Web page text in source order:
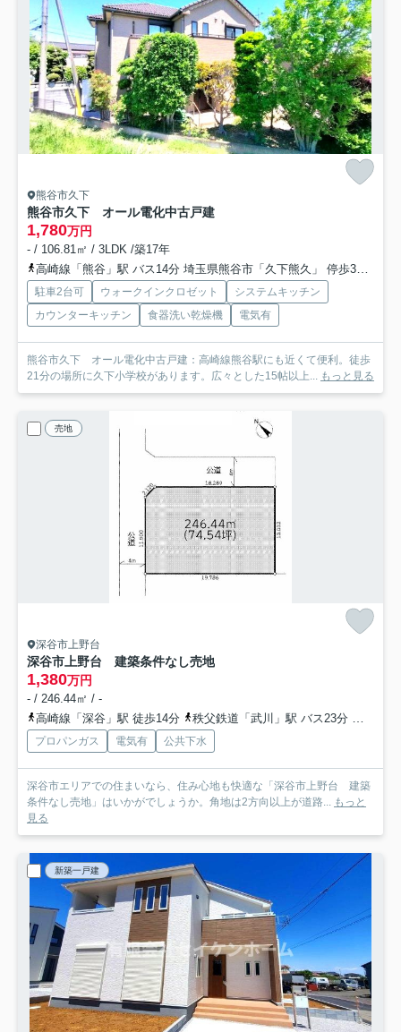
熊谷市久下
熊谷市久下 オール電化中古戸建
1,780万円
- / 106.81㎡ / 3LDK /築17年
高崎線「熊谷」駅 バス14分 埼玉県熊谷市「久下熊久」 停歩3分
駐車2台可 ウォークインクロゼット
システムキッチン
カウンターキッチン
食器洗い乾燥機 電気有
熊谷市久下 オール電化中古戸建：高崎線熊谷駅にも近くて便利。徒歩
21分の場所に久下小学校があります。広々とした15帖以上...
もっと見る
売地
深谷市上野台
深谷市上野台 建築条件なし売地
1,380万円
- / 246.44㎡ / -
高崎線「深谷」駅 徒歩14分
秩父鉄道「武川」駅 バス23分 埼玉県深谷市「桜ヶ丘小学校［南］」 停歩5分
プロパンガス 電気有 公共下水
深谷市エリアでの住まいなら、住み心地も快適な「深谷市上野台 建築
条件なし売地」はいかがでしょうか。角地は2方向以上が道路...
もっと
見る
新築一戸建